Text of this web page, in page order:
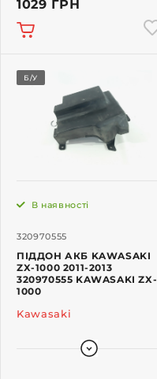
1029 ГРН
Б/У
320970555
В наявності
ПІДДОН АКБ KAWASAKI
ZX-1000 2011-2013
320970555 KAWASAKI ZX-
1000
Kawasaki